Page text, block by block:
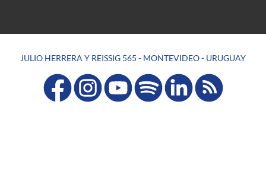
JULIO HERRERA Y REISSIG 565 - MONTEVIDEO - URUGUAY